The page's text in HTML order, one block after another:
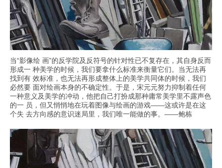
当“影像绘 画”的反学院及反符号的针对性已不复存在，其自身反而
形成一 种美学的时候，我们要拿什么标准来衡量它们。当无法再
找到有 效标准，也无法再形成整体上的美学共同体的时候，我们
必然要 面对绘画本身的不确定性。于是，宋元元努力抑制着任何
一种意义及美学的冲动，他把自己打扮成那种庸常美学里不露声色
的一 员，但又悄悄地在玩着图像与绘画的游戏——这或许是在这
个失 去方向感的意识迷局里，我们唯一能做的事。——鲍栋